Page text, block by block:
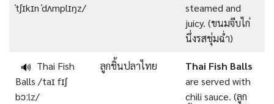
ˈtʃɪkɪn ˈdʌmplɪŋz/
steamed and
juicy. (ขนมจีบไก่
นึ่งรสชุ่มฉ่ำ)
🔊 Thai Fish
Balls /taɪ fɪʃ
bɔːlz/
ลูกชิ้นปลาไทย
Thai Fish Balls
are served with
chili sauce. (ลูก